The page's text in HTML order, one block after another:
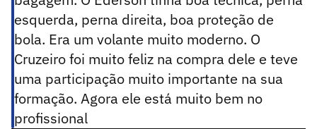
esquerda, perna direita, boa proteção de
bola. Era um volante muito moderno. O
Cruzeiro foi muito feliz na compra dele e teve
uma participação muito importante na sua
formação. Agora ele está muito bem no
profissional